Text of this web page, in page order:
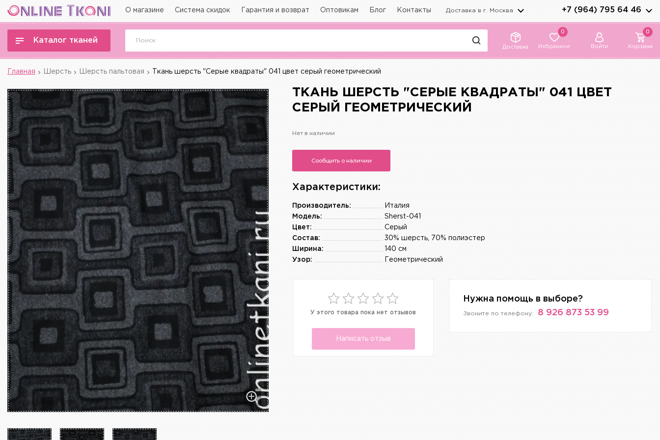
О магазине Система скидок Гарантия и возврат Оптовикам Блог Контакты Доставка в г. Москва +7 (964) 795 64 46
Каталог тканей
Доставка
0
Избранное Войти
0
Корзина
Главная Шерсть Шерсть пальтовая Ткань шерсть "Серые квадраты" 041 цвет серый геометрический
ТКАНЬ ШЕРСТЬ "СЕРЫЕ КВАДРАТЫ" 041 ЦВЕТ
СЕРЫЙ ГЕОМЕТРИЧЕСКИЙ
Нет в наличии
Сообщить о наличии
Характеристики:
Италия
Производитель:
Sherst-041
Модель:
Серый
Цвет:
30% шерсть, 70% полиэстер
Состав:
140 см
Ширина:
Геометрический
Узор:
У этого товара пока нет отзывов
Написать отзыв
Нужна помощь в выборе?
Звоните по телефону: 8 926 873 53 99